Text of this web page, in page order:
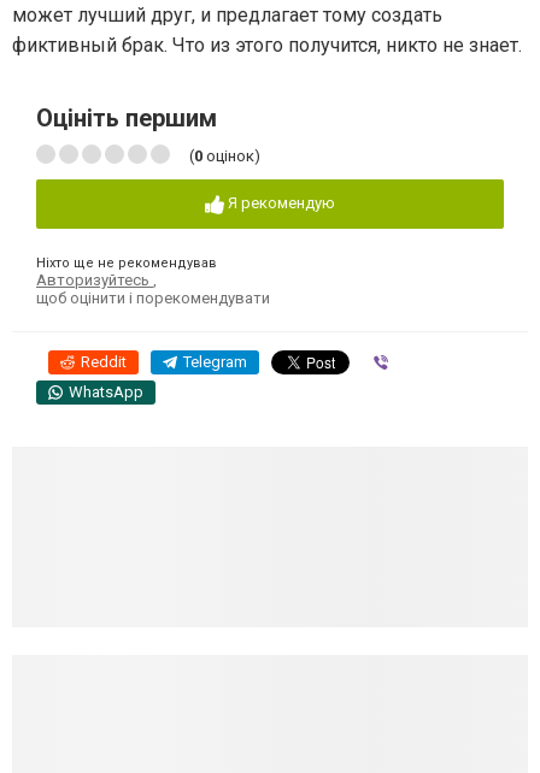
может лучший друг, и предлагает тому создать
фиктивный брак. Что из этого получится, никто не знает.
Оцініть першим
(0 оцінок)
Я рекомендую
Ніхто ще не рекомендував
Авторизуйтесь
щоб оцінити і порекомендувати
Reddit Telegram
WhatsApp